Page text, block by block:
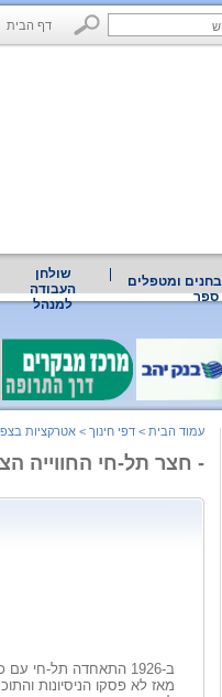
דף הבית
ומטפלים
ספר
שולחן
העבודה
למנהל
עמוד הבית > דפי חינוך > אטרקציות
- חצר תל-חי החווייה
ב-1926 התאחדה תל-חי עם כפר גלעדי להתקיים כקיבוץ עצמאי.
מאז לא פסקו הניסיונות